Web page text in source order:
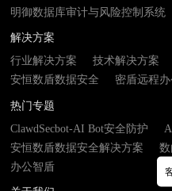
明御数据库审计与风险控制系统
解决方案
行业解决方案
技术解决方案
安恒数盾数据安全
密盾远程
热门专题
ClawdSecbot-AI Bot安全防护
安恒数盾数据安全解决方案
办公智盾